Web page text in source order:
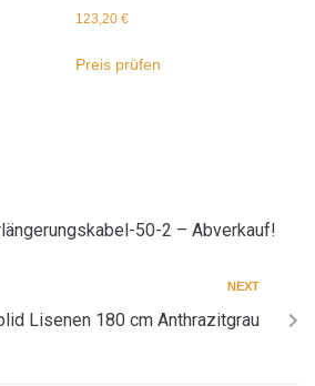
123,20€
Preis prüfen
50-2 – Abverkauf!
NEXT
Lisenen 180 cm Anthrazitgrau